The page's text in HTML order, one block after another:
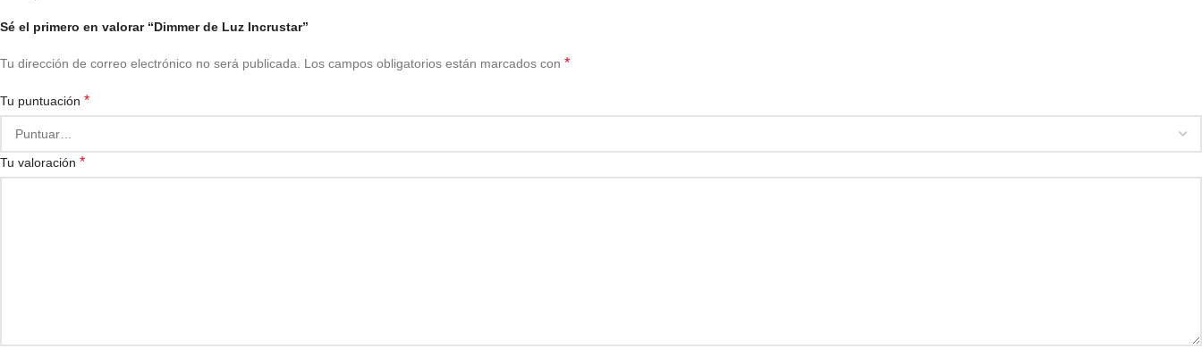
Sé el primero en valorar “Dimmer de Luz Incrustar”
Tu dirección de correo electrónico no será publicada. Los campos obligatorios están marcados con *
Tu puntuación *
Tu valoración *